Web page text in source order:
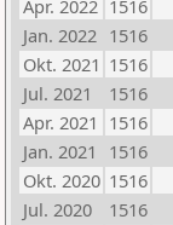
Apr. 2022 1516
Jan. 2022 1516
Okt. 2021 1516
Jul. 2021
1516
Apr. 2021 1516
Jan. 2021
1516
Okt. 2020 1516
Jul. 2020
1516